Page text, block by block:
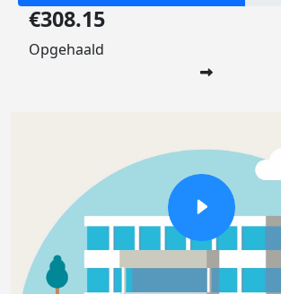
€308.15
Opgehaald